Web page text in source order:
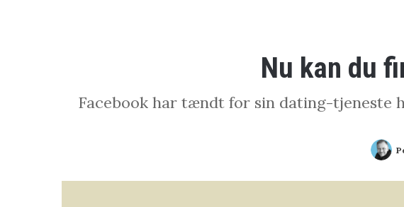
Nu kan du
Facebook har tændt for sin dating-tjeneste